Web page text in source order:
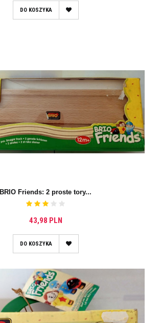
DO KOSZYKA
BRIO Friends: 2 proste tory...
43,98 PLN
DO KOSZYKA